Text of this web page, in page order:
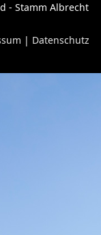
- Stamm Albrecht
| Datenschutz